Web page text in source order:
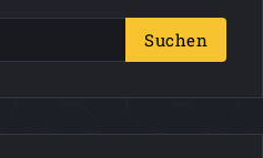
Suchen